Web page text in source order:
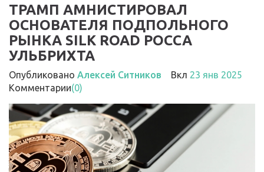
ТРАМП АМНИСТИРОВАЛ
ОСНОВАТЕЛЯ ПОДПОЛЬНОГО
РЫНКА SILK ROAD РОССА
УЛЬБРИХТА
Опубликовано Алексей Ситников Вкл 23 янв 2025
Комментарии(0)